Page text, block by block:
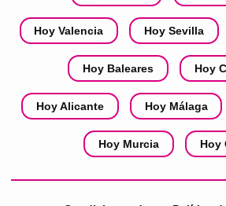
Hoy Valencia Hoy Sevilla
Hoy Baleares Hoy
Hoy Alicante Hoy Málaga
Hoy Murcia Hoy